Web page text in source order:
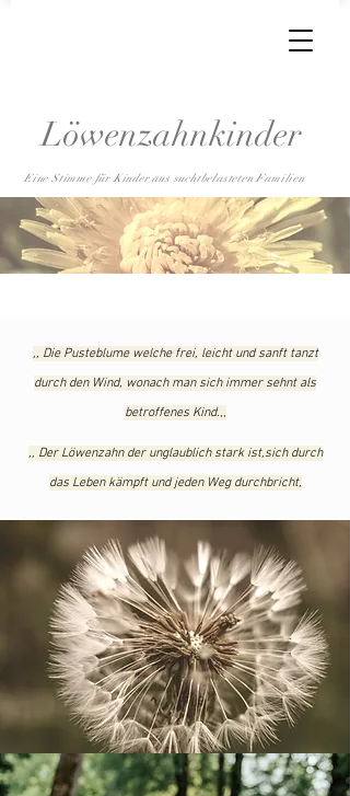
Eine Stimme für Kinder aus suchtbelasteten Familien
Löwenzahnkinder
,, Die Pusteblume welche frei, leicht und sanft tanzt
durch den Wind, wonach man sich immer sehnt als
betroffenes Kind.,,
,, Der Löwenzahn der unglaublich stark ist,sich durch
das Leben kämpft und jeden Weg durchbricht,